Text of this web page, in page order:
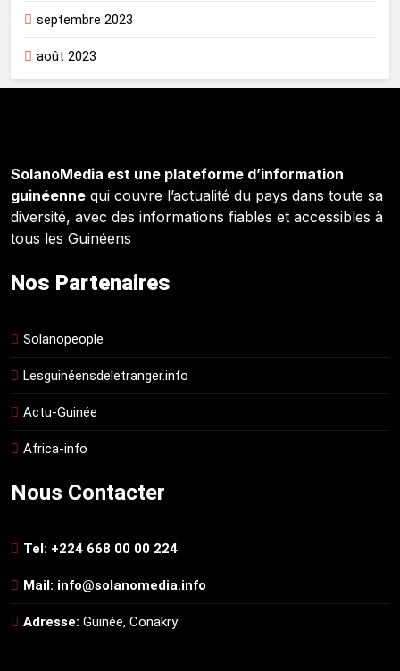
septembre 2023
août 2023
SolanoMedia est une plateforme d’information
guinéenne qui couvre l’actualité du pays dans toute sa
diversité, avec des informations fiables et accessibles à
tous les Guinéens
Nos Partenaires
Solanopeople
Lesguinéensdeletranger.info
Actu-Guinée
Africa-info
Nous Contacter
Tel: +224 668 00 00 224
Mail: info@solanomedia.info
Adresse: Guinée, Conakry